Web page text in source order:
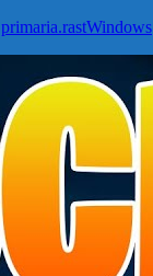
primaria.rastWindows